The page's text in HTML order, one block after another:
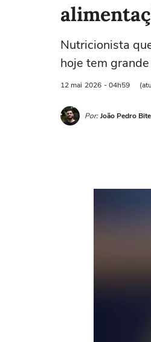
Nutricionista
hoje tem
12 mai 2026 - 04h59
Por: João Pedro